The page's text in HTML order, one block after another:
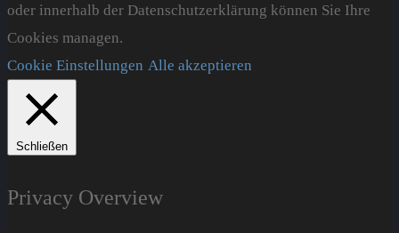
oder innerhalb der Datenschutzerklärung können Sie Ihre
Cookies managen.
Cookie Einstellungen Alle akzeptieren
Schließen
Privacy Overview